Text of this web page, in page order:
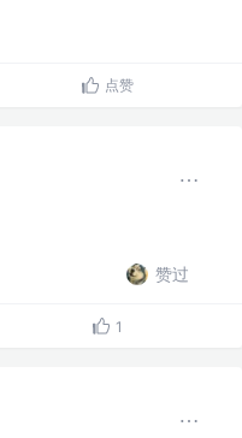
点赞
赞过
1